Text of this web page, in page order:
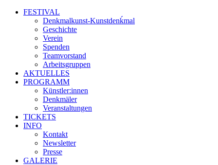
FESTIVAL
Denkmalkunst-Kunstdenḱmal
Geschichte
Verein
Spenden
Teamvorstand
Arbeitsgruppen
AKTUELLES
PROGRAMM
Künstler:innen
Denkmäler
Veranstaltungen
TICKETS
INFO
Kontakt
Newsletter
Presse
GALERIE